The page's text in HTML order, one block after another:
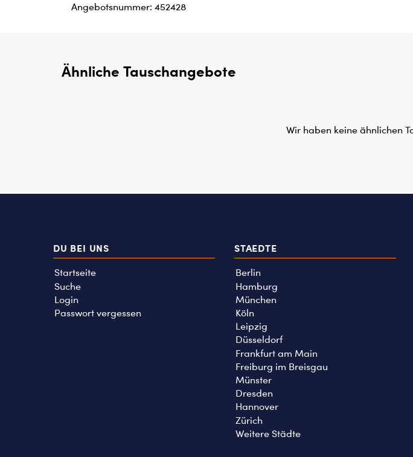
Angebotsnummer: 452428
Ähnliche Tauschangebote
Wir haben keine ähnlichen
DU BEI UNS
Startseite
Suche
Login
Passwort vergessen
STAEDTE
Berlin
Hamburg
München
Köln
Leipzig
Düsseldorf
Frankfurt am Main
Freiburg im Breisgau
Münster
Dresden
Hannover
Zürich
Weitere Städte